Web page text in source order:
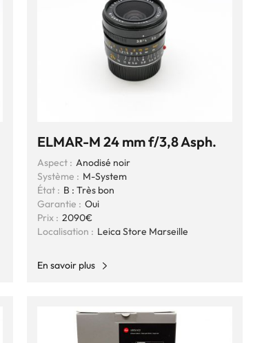
ELMAR-M 24 mm f/3,8 Asph.
Aspect : Anodisé noir
Système : M-System
État : B : Très bon
Garantie : Oui
Prix : 2090€
Localisation : Leica Store Marseille
En savoir plus